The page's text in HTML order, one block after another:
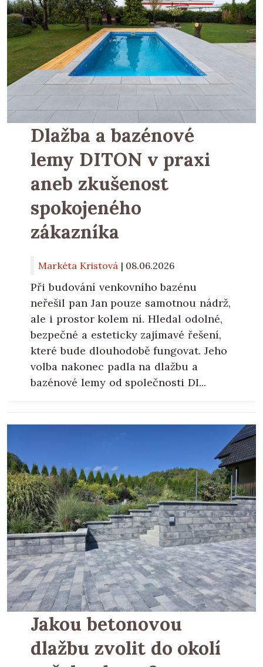
Dlažba a bazénové
lemy DITON v praxi
aneb zkušenost
spokojeného
zákazníka
Markéta Kristová | 08.06.2026
Při budování venkovního bazénu
neřešil pan Jan pouze samotnou nádrž,
ale i prostor kolem ní. Hledal odolné,
bezpečné a esteticky zajímavé řešení,
které bude dlouhodobě fungovat. Jeho
volba nakonec padla na dlažbu a
bazénové lemy od společnosti DI...
Jakou betonovou
dlažbu zvolit do okolí